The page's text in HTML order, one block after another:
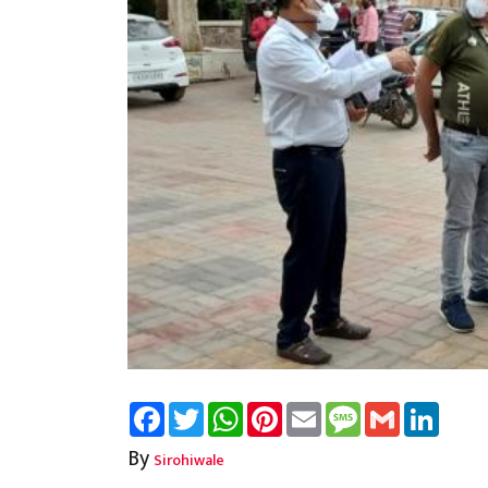
FacebookTwitterWhatsAppPinterest
Email Message
Gmail
By Sirohiwale